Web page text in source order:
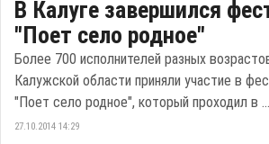
В Калуге завершился
"Поет село родное"
Более 700 исполнителей разных
Калужской области приняли участие в
"Поет село родное", который проходил в ...
27.10.2014 14:29